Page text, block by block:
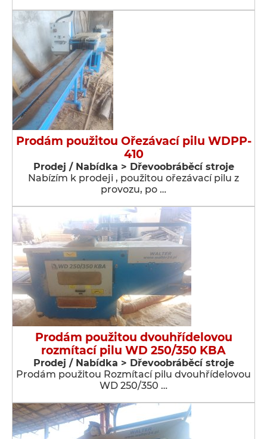
Prodám použitou Ořezávací pilu WDPP-
410
Prodej / Nabídka > Dřevoobráběcí stroje
Nabízím k prodeji , použitou ořezávací pilu z
provozu, po …
Prodám použitou dvouhřídelovou
rozmítací pilu WD 250/350 KBA
Prodej / Nabídka > Dřevoobráběcí stroje
Prodám použitou Rozmítací pilu dvouhřídelovou
WD 250/350 …